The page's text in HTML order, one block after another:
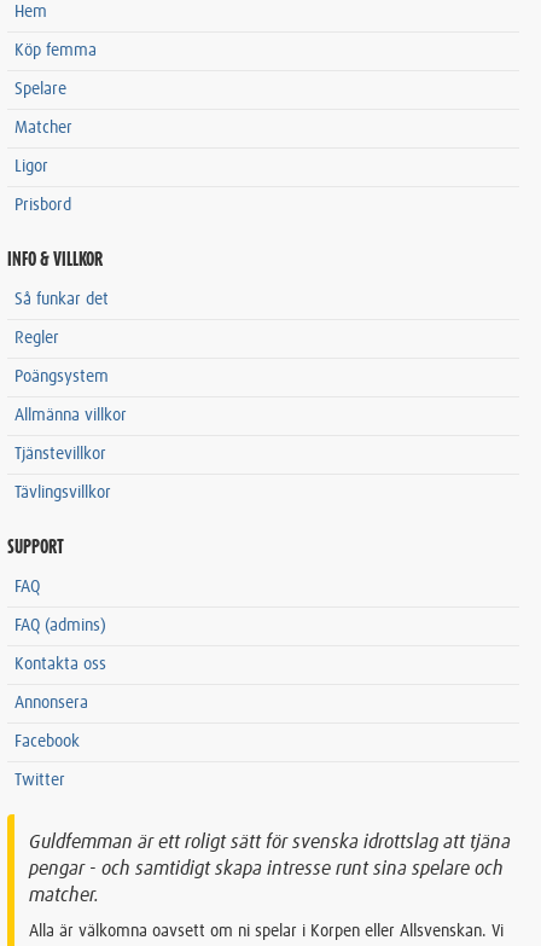
Hem
Köp femma
Spelare
Matcher
Ligor
Prisbord
INFO & VILLKOR
Så funkar det
Regler
Poängsystem
Allmänna villkor
Tjänstevillkor
Tävlingsvillkor
SUPPORT
FAQ
FAQ (admins)
Kontakta oss
Annonsera
Facebook
Twitter
Guldfemman är ett roligt sätt för svenska idrottslag att tjäna
pengar - och samtidigt skapa intresse runt sina spelare och
matcher.
Alla är välkomna oavsett om ni spelar i Korpen eller Allsvenskan. Vi